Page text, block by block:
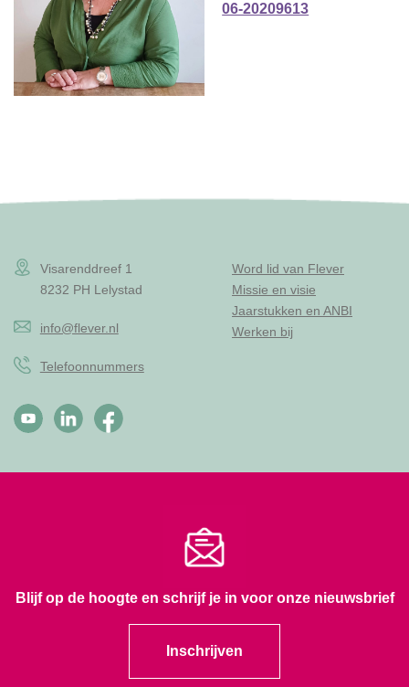
06-20209613
Visarenddreef 1
8232 PH Lelystad
info@flever.nl
Telefoonnummers
Word lid van Flever
Missie en visie
Jaarstukken en ANBI
Werken bij
Blijf op de hoogte en schrijf je in voor onze nieuwsbrief
Inschrijven